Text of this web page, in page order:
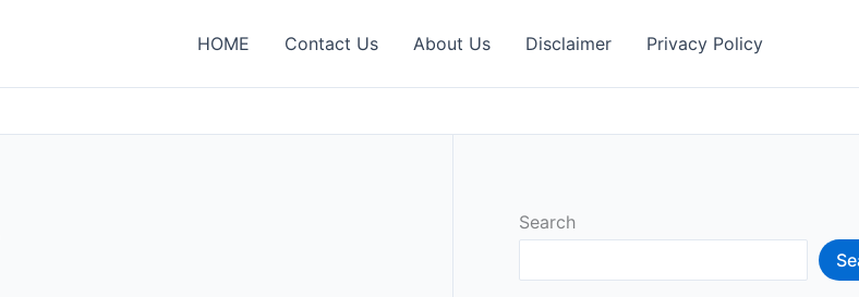
HOME Contact Us About Us Disclaimer Privacy Policy
Search